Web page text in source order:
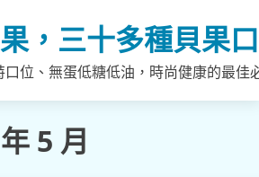
，三十多種貝果
位、無蛋低糖低油，時尚健康的最
5 月